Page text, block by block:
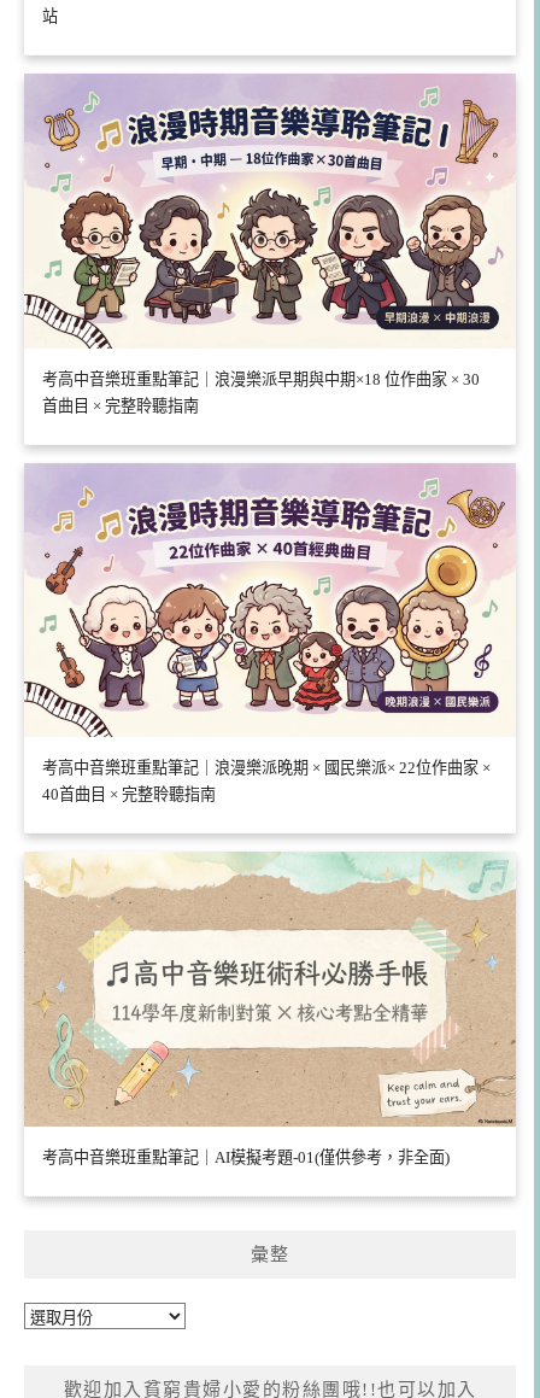
站
考高中音樂班重點筆記｜浪漫樂派早期與中期×18 位作曲家 × 30
首曲目 × 完整聆聽指南
考高中音樂班重點筆記｜浪漫樂派晚期 × 國民樂派× 22位作曲家 ×
40首曲目 × 完整聆聽指南
考高中音樂班重點筆記｜AI模擬考題-01(僅供參考，非全面)
彙整
彙
歡迎加入貧窮貴婦小愛的粉絲團哦!!也可以加入